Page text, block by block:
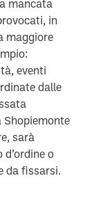
mancata
in
maggiore
eventi
dalle
Shopiemonte
sarà
o
da fissarsi.